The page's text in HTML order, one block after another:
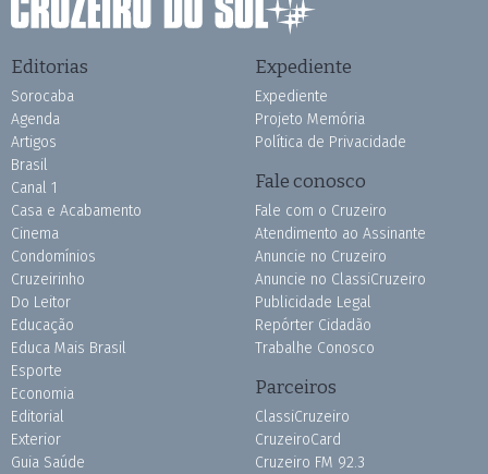
Editorias
Sorocaba
Agenda
Artigos
Brasil
Canal 1
Casa e Acabamento
Cinema
Condomínios
Cruzeirinho
Do Leitor
Educação
Educa Mais Brasil
Esporte
Economia
Editorial
Exterior
Guia Saúde
Expediente
Expediente
Projeto Memória
Política de Privacidade
Fale conosco
Fale com o Cruzeiro
Atendimento ao Assinante
Anuncie no Cruzeiro
Anuncie no ClassiCruzeiro
Publicidade Legal
Repórter Cidadão
Trabalhe Conosco
Parceiros
ClassiCruzeiro
CruzeiroCard
Cruzeiro FM 92.3